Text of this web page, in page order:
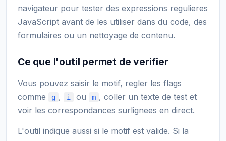
navigateur pour tester des expressions regulieres
JavaScript avant de les utiliser dans du code, des
formulaires ou un nettoyage de contenu.
Ce que l'outil permet de verifier
Vous pouvez saisir le motif, regler les flags
comme
g , i ou m , coller un texte de test et
voir les correspondances surlignees en direct.
L'outil indique aussi si le motif est valide. Si la